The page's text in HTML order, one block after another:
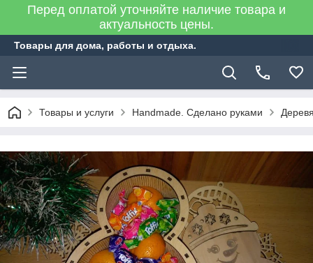
Перед оплатой уточняйте наличие товара и
актуальность цены.
Товары для дома, работы и отдыха.
Товары и услуги Handmade. Сделано руками